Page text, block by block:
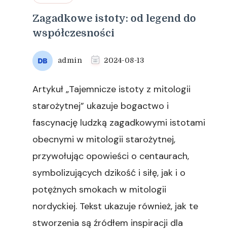
Zagadkowe istoty: od legend do
współczesności
admin 2024-08-13
Artykuł „Tajemnicze istoty z mitologii
starożytnej” ukazuje bogactwo i
fascynację ludzką zagadkowymi istotami
obecnymi w mitologii starożytnej,
przywołując opowieści o centaurach,
symbolizujących dzikość i siłę, jak i o
potężnych smokach w mitologii
nordyckiej. Tekst ukazuje również, jak te
stworzenia są źródłem inspiracji dla